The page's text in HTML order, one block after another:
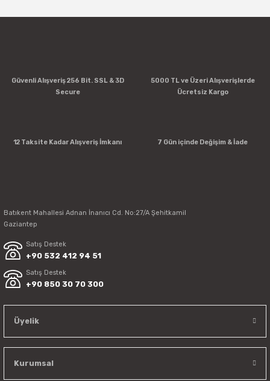
Güvenli Alışveriş 256 Bit. SSL & 3D
Secure
5000 TL ve Üzeri Alışverişlerde
Ücretsiz Kargo
12 Taksite Kadar Alışveriş İmkanı 7 Gün içinde Değişim & İade
Batıkent Mahallesi Adnan İnanıcı Cd. No:27/A Şehitkamil
Gaziantep
Satış Destek
+90 532 412 94 51
Satış Destek
+90 850 30 70 300
Üyelik
Kurumsal